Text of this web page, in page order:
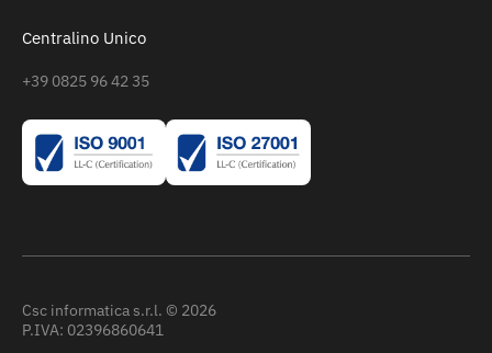
Centralino Unico
+39 0825 96 42 35
Csc informatica s.r.l. © 2026
P.IVA: 02396860641